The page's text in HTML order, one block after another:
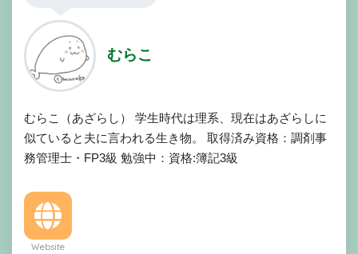
むらこ
むらこ（あざらし） 学生時代は理系、現在はあざらしに
似ていると夫に言われる生き物。 取得済み資格：調剤事
務管理士・FP3級 勉強中：資格:簿記3級
Website